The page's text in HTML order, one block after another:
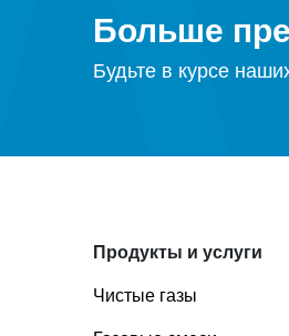
Больше
Будьте в курсе
Продукты и услуги
Чистые газы